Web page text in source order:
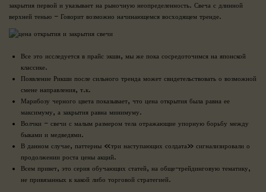
закрытия первой и указывает на рыночную неопределенность. Свеча с длинной
верхней тенью – Говорит возможно начинающемся восходящем тренде.
Все это исследуется в прайс экшн, мы же пока сосредоточимся на японской
классике.
Появление Рикши после сильного тренда может свидетельствовать о возможной
смене направления, т.к.
Марибозу черного цвета показывает, что цена открытия была равна ее
максимуму, а закрытия равна минимуму.
Волчки – свечи с малым размером тела отражающие упорную борьбу между
быками и медведями.
В данном случае, паттерны «три наступающих солдата» сигнализировали о
продолжении роста цены акций.
Всем привет, это серия обучающих статей, на обще-трейдинговую тематику,
не привязанных к какой либо торговой стратегией.